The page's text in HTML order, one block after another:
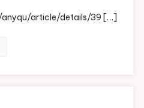
article/details/39 […]